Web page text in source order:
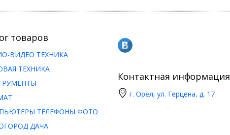
товаров
ВИДЕО ТЕХНИКА
ТЕХНИКА
ТЕЛЕФОНЫ ФОТО
ДАЧА
Контактная информация
г. Орёл, ул. Герцена, д. 17